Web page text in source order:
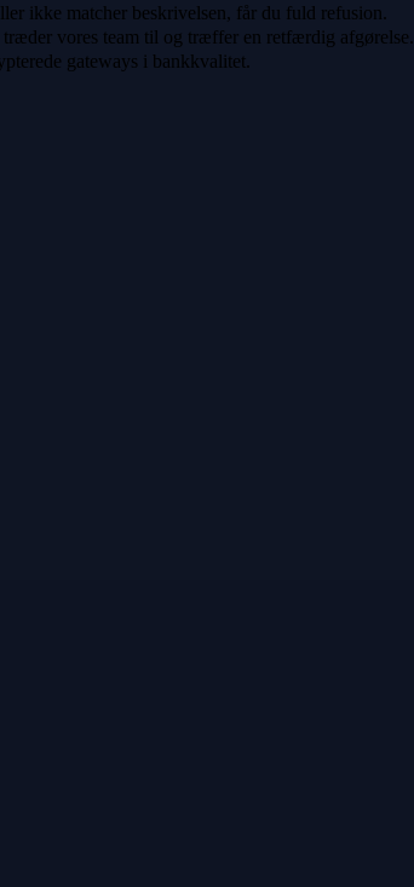
ikke matcher beskrivelsen, får du fuld refusion.
vores team til og træffer en retfærdig afgørelse.
gateways i bankkvalitet.